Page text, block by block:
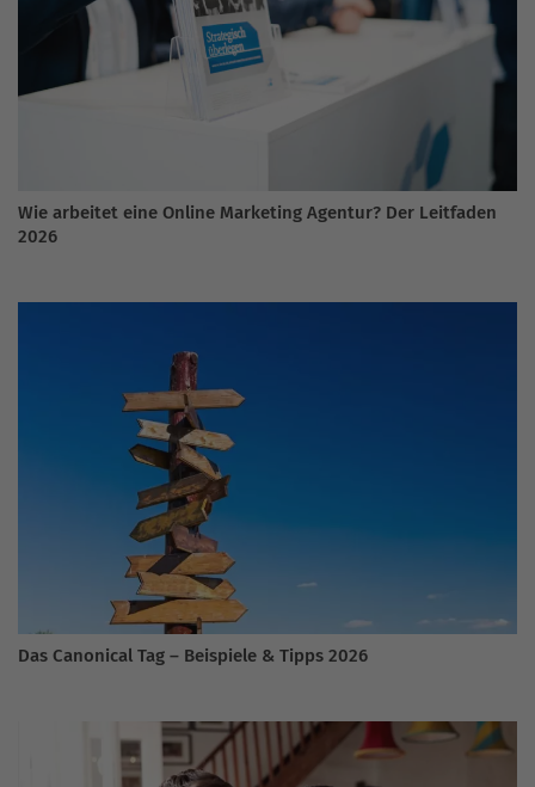
Wie arbeitet eine Online Marketing Agentur? Der Leitfaden
2026
Das Canonical Tag – Beispiele & Tipps 2026